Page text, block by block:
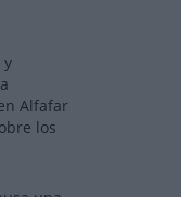
y
Alfafar
los